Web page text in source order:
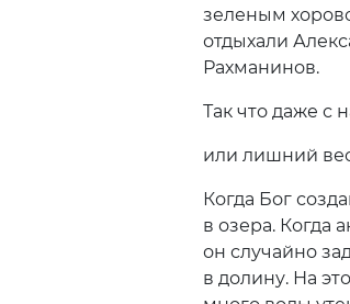
зеленым
отдыхали
Рахманинов.
Так что даже с
или лишний
Когда Бог
в озера. Когда
он случайно
в долину. На